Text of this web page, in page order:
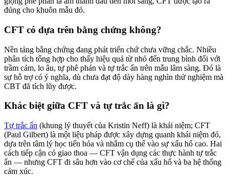
đúng cho khuôn mẫu đó.
CFT có dựa trên bằng chứng không?
Nền tảng bằng chứng đang phát triển chứ chưa vững chắc. Nhiều
phân tích tổng hợp cho thấy hiệu quả từ nhỏ đến trung bình đối với
trầm cảm, lo âu, tự phê phán và tự trắc ẩn trên mẫu lâm sàng. Đó là
sự hỗ trợ có ý nghĩa, dù chưa đạt độ dày hàng nghìn thử nghiệm mà
CBT đã tích lũy được.
Khác biệt giữa CFT và tự trắc ẩn là gì?
Tự trắc ẩn (khung lý thuyết của Kristin Neff) là khái niệm; CFT
(Paul Gilbert) là một liệu pháp được xây dựng quanh khái niệm đó,
dựa trên tâm lý học tiến hóa và nhắm cụ thể vào sự xấu hổ cao. Hai
cách tiếp cận có giao thoa — CFT vận dụng các thực hành tự trắc
ẩn — nhưng CFT đi sâu hơn vào cơ chế của xấu hổ và ba hệ thống
cảm xúc.